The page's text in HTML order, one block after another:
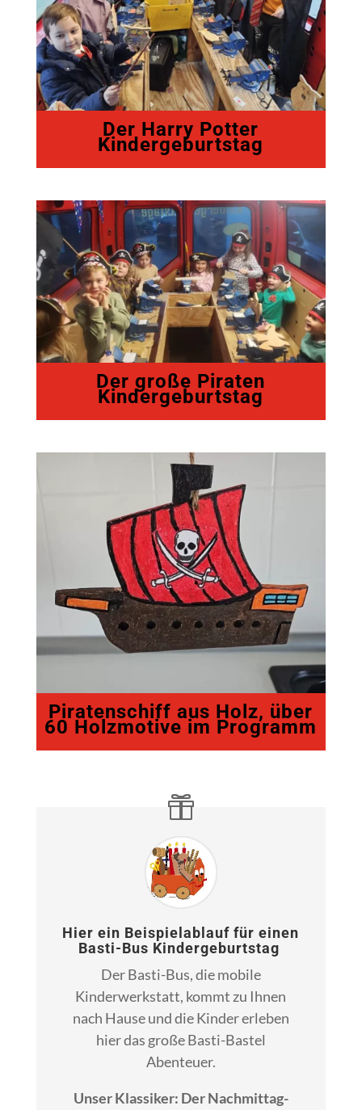
Der Harry Potter
Kindergeburtstag
Der große Piraten
Kindergeburtstag
Piratenschiff aus Holz, über
60 Holzmotive im Programm
Hier ein Beispielablauf für einen
Basti-Bus Kindergeburtstag
Der Basti-Bus, die mobile
Kinderwerkstatt, kommt zu Ihnen
nach Hause und die Kinder erleben
hier das große Basti-Bastel
Abenteuer.
Unser Klassiker: Der Nachmittag-